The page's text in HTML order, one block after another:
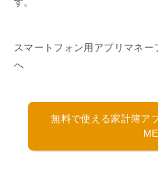
スマートフォン用アプリマネ
へ
無料で使える家計簿ア
ME